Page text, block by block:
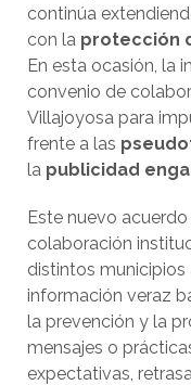
continúa
con la protección
En esta ocasión, la
convenio de
Villajoyosa para
frente a las
la publicidad
Este nuevo
colaboración
distintos
información veraz
la prevención y la
mensajes o
expectativas,